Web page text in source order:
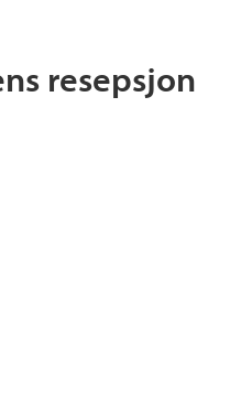
resepsjon